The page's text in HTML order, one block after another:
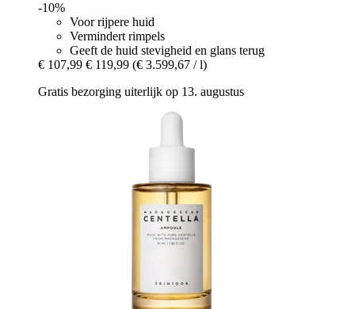
-10%
Voor rijpere huid
Vermindert rimpels
Geeft de huid stevigheid en glans terug
€ 107,99 € 119,99 (€ 3.599,67 / l)
Gratis bezorging uiterlijk op 13. augustus